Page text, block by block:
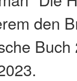
den